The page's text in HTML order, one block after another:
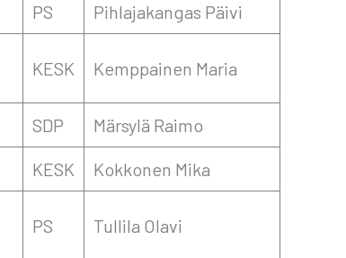
PS Pih­la­ja­kan­gas Päi­vi
KESK Kemp­pai­nen Maria
SDP Mär­sy­lä Rai­mo
KESK Kok­ko­nen Mika
PS Tul­li­la Ola­vi